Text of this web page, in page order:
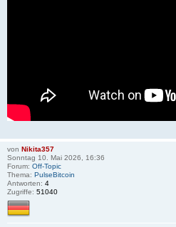
von Nikita357
Sonntag 10. Mai 2026, 16:36
Forum: Off-Topic
Thema: PulseBitcoin
Antworten: 4
Zugriffe: 51040